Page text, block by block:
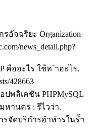
อัจฉริยะ Organization
news_detail.php?
คืออะไร ใช้ท ำอะไร.
428663
ปพลิเคชัน PHPMySQL
หานคร : รีไวว่า.
รจัดบริกำรอำหำรในร้ำ